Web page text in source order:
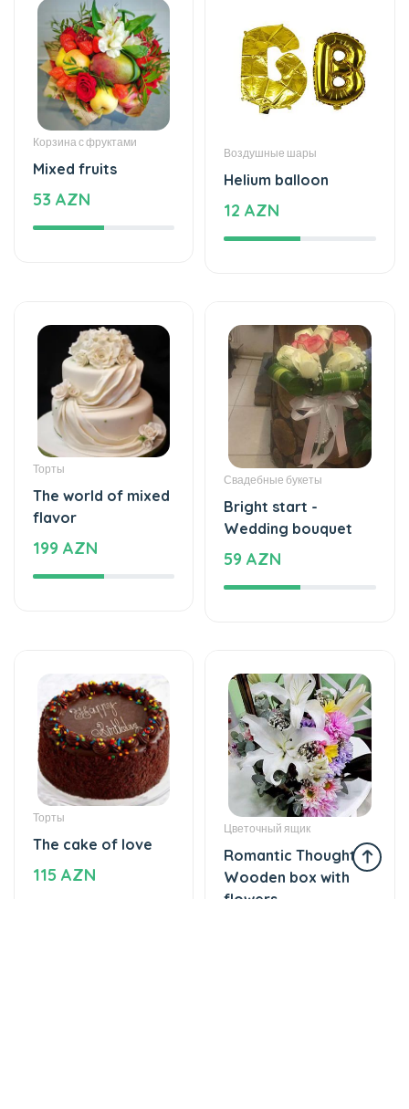
Корзина с фруктами
Mixed fruits
53 AZN
Воздушные шары
Helium balloon
Торты
The world of mixed
flavor
199 AZN
Свадебные букеты
Bright start -
Wedding bouquet
59 AZN
Торты
The cake of love
115 AZN
Цветочный ящик
Romantic Thoughts -
Wooden box with
flowers